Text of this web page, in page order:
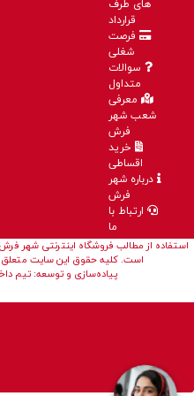
های طرف
قرارداد
فرصت
شغلی
سوالات
متداول
معرفی
شعب شهر
فرش
خرید
اقساطی
درباره شهر
فرش
ارتباط با
ما
استفاده از مطالب فروشگاه اینترنتی شهر
است. کلیه حقوق این سایت متعلق
پیاده‌سازی و توسعه: تیم